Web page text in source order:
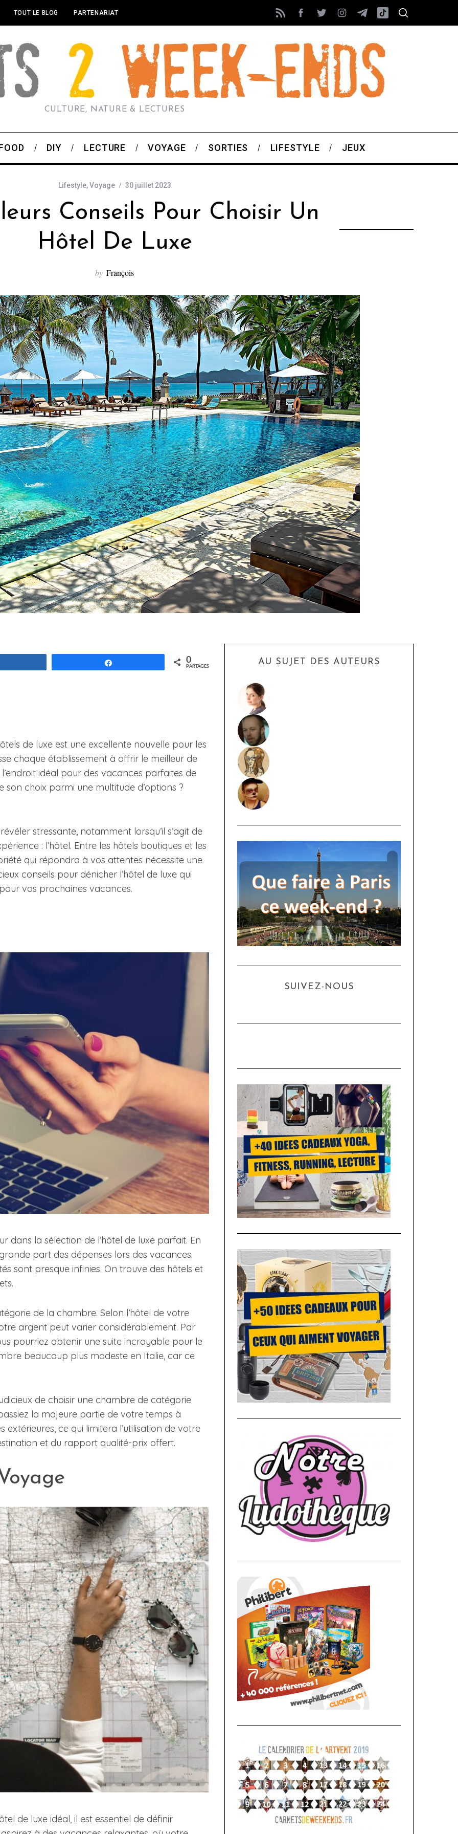
TOUT LE BLOG PARTENARIAT
CULTURE, NATURE & LECTURES
DIY LECTURE VOYAGE SORTIES LIFESTYLE JEUX
Lifestyle,Voyage 30 juillet 2023
Conseils Pour Choisir Un
Hôtel De Luxe
by François
0
PARTAGES
de luxe est une excellente nouvelle pour les
chaque établissement à offrir le meilleur de
idéal pour des vacances parfaites de
choix parmi une multitude d’options ?
stressante, notamment lorsqu’il s’agit de
: l’hôtel. Entre les hôtels boutiques et les
qui répondra à vos attentes nécessite une
conseils pour dénicher l’hôtel de luxe qui
vos prochaines vacances.
la sélection de l’hôtel de luxe parfait. En
part des dépenses lors des vacances.
sont presque infinies. On trouve des hôtels et
de la chambre. Selon l’hôtel de votre
argent peut varier considérablement. Par
pourriez obtenir une suite incroyable pour le
beaucoup plus modeste en Italie, car ce
de choisir une chambre de catégorie
la majeure partie de votre temps à
ce qui limitera l’utilisation de votre
et du rapport qualité-prix offert.
de luxe idéal, il est essentiel de définir
AU SUJET DES AUTEURS
SUIVEZ-NOUS